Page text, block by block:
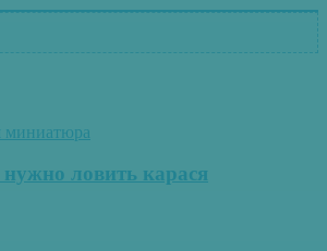
ловить карася